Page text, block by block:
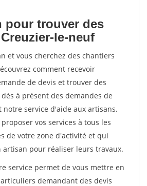
pour trouver des
le-neuf
et vous cherchez des chantiers
comment recevoir
de devis et trouver des
à présent des demandes de
service d'aide aux artisans.
vos services à tous les
de votre zone d'activité et qui
pour réaliser leurs travaux.
service permet de vous mettre en
demandant des devis